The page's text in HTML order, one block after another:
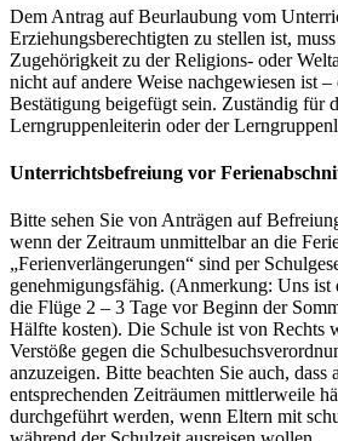
Dem Antrag auf Beurlaubung vom
Erziehungsberechtigten zu stellen ist,
Zugehörigkeit zu der Religions- oder
nicht auf andere Weise nachgewiesen ist
Bestätigung beigefügt sein. Zuständig für
Lerngruppenleiterin oder der
Unterrichtsbefreiung vor
Bitte sehen Sie von Anträgen auf
wenn der Zeitraum unmittelbar an die
„Ferienverlängerungen“ sind per
genehmigungsfähig. (Anmerkung: Uns ist
die Flüge 2 – 3 Tage vor Beginn der
Hälfte kosten). Die Schule ist von Rechts
Verstöße gegen die
anzuzeigen. Bitte beachten Sie auch, dass
entsprechenden Zeiträumen mittlerweile
durchgeführt werden, wenn Eltern mit